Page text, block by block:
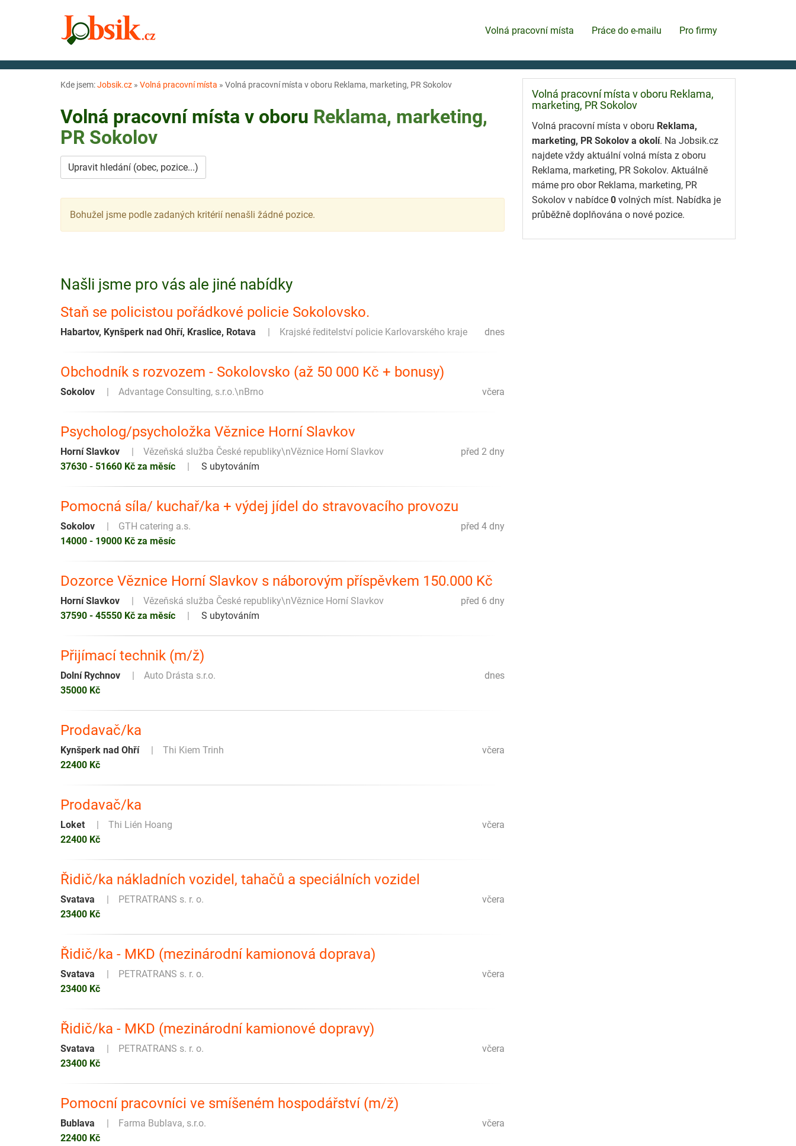
Volná pracovní místa Práce do e-mailu Pro firmy
Kde jsem:Jobsik.cz » Volná pracovní místa » Volná pracovní místa v oboru Reklama, marketing, PR Sokolov
Volná pracovní místa v oboru Reklama, marketing,
PR Sokolov
Upravit hledání (obec, pozice...)
Bohužel jsme podle zadaných kritérií nenašli žádné pozice.
Našli jsme pro vás ale jiné nabídky
Staň se policistou pořádkové policie Sokolovsko.
dnes
Habartov, Kynšperk nad Ohří, Kraslice, Rotava Krajské ředitelství policie Karlovarského kraje
Obchodník s rozvozem - Sokolovsko (až 50 000 Kč + bonusy)
včera
Sokolov Advantage Consulting, s.r.o.\nBrno
Psycholog/psycholožka Věznice Horní Slavkov
před 2 dny
Horní Slavkov
Vězeňská služba České republiky\nVěznice Horní Slavkov
37630 - 51660 Kč za měsíc
S ubytováním
Pomocná síla/ kuchař/ka + výdej jídel do stravovacího provozu
před 4 dny
Sokolov
GTH catering a.s.
14000 - 19000 Kč za měsíc
Dozorce Věznice Horní Slavkov s náborovým příspěvkem 150.000 Kč
před 6 dny
Horní Slavkov
Vězeňská služba České republiky\nVěznice Horní Slavkov
37590 - 45550 Kč za měsíc
S ubytováním
Přijímací technik (m/ž)
dnes
Dolní Rychnov
Auto Drásta s.r.o.
35000 Kč
Prodavač/ka
včera
Kynšperk nad Ohří
Thi Kiem Trinh
22400 Kč
Prodavač/ka
včera
Loket
Thi Lién Hoang
22400 Kč
Řidič/ka nákladních vozidel, tahačů a speciálních vozidel
včera
Svatava
PETRATRANS s. r. o.
23400 Kč
Řidič/ka - MKD (mezinárodní kamionová doprava)
včera
Svatava
PETRATRANS s. r. o.
23400 Kč
Řidič/ka - MKD (mezinárodní kamionové dopravy)
včera
Svatava
PETRATRANS s. r. o.
23400 Kč
Pomocní pracovníci ve smíšeném hospodářství (m/ž)
včera
Bublava
Farma Bublava, s.r.o.
22400 Kč
Volná pracovní místa v oboru Reklama,
marketing, PR Sokolov
Volná pracovní místa v oboru Reklama,
marketing, PR Sokolov a okolí. Na Jobsik.cz
najdete vždy aktuální volná místa z oboru
Reklama, marketing, PR Sokolov. Aktuálně
máme pro obor Reklama, marketing, PR
Sokolov v nabídce 0 volných míst. Nabídka je
průběžně doplňována o nové pozice.